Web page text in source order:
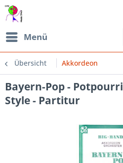
Menü
Übersicht Akkordeon
Bayern-Pop -
Style - Partitur